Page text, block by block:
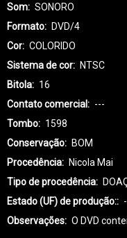
Som
SONORO
Formato
DVD/4
Cor
COLORIDO
Sistema de cor
NTSC
Bitola
16
Contato comercial
---
Tombo
1598
Conservação
BOM
Procedência
Nicola Mai
Tipo de procedência
Estado (UF) de produção:
Observações
O DVD